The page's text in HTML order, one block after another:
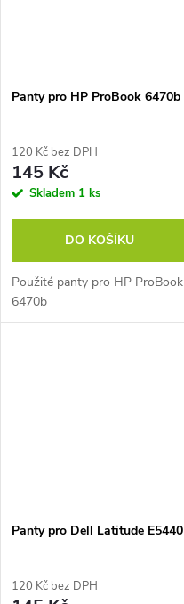
Panty pro HP ProBook 6470b
120 Kč bez DPH
145 Kč
Skladem 1 ks
DO KOŠÍKU
Použité panty pro HP ProBook
6470b
Panty pro Dell Latitude E5440
120 Kč bez DPH